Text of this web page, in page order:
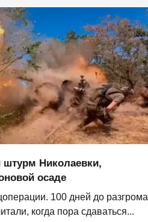
Николаевки,
осаде
100 дней до разгрома
когда пора сдаваться...